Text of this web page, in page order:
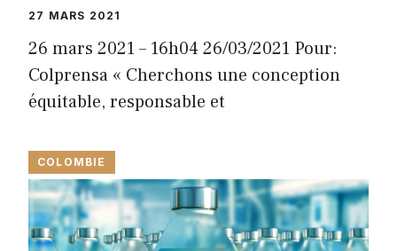
27 MARS 2021
26 mars 2021 – 16h04 26/03/2021 Pour:
Colprensa « Cherchons une conception
équitable, responsable et
COLOMBIE